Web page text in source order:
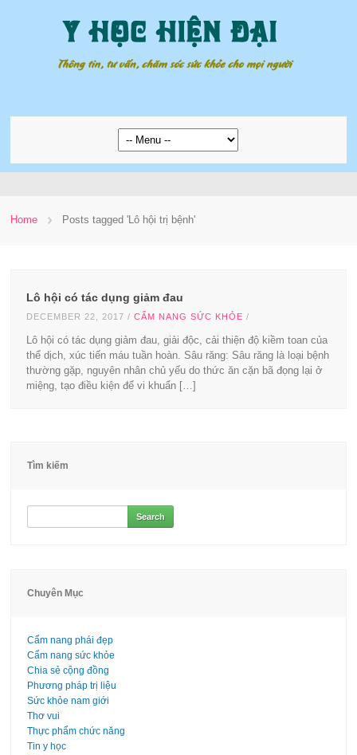
Home Posts tagged 'Lô hội trị bệnh'
Lô hội có tác dụng giảm đau
DECEMBER 22, 2017 /CẨM NANG SỨC KHỎE /
Lô hội có tác dụng giảm đau, giải độc, cải thiện độ kiềm toan của
thể dịch, xúc tiến máu tuần hoàn. Sâu răng: Sâu răng là loại bệnh
thường gặp, nguyên nhân chủ yếu do thức ăn cặn bã đọng lại ở
miệng, tạo điều kiện để vi khuẩn […]
Tìm kiếm
for:
Chuyên Mục
Cẩm nang phái đẹp
Cẩm nang sức khỏe
Chia sẻ cộng đồng
Phương pháp trị liệu
Sức khỏe nam giới
Thơ vui
Thực phẩm chức năng
Tin y học